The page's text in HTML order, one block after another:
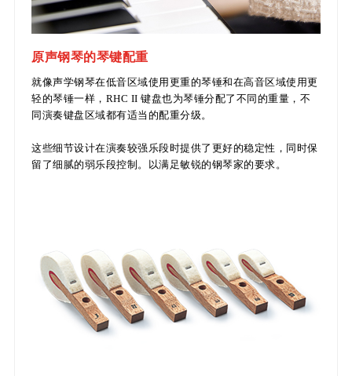
原声钢琴的琴键配重
就像声学钢琴在低音区域使用更重的琴锤和在高音区域使用更
轻的琴锤一样，RHC II 键盘也为琴锤分配了不同的重量，不
同演奏键盘区域都有适当的配重分级。
这些细节设计在演奏较强乐段时提供了更好的稳定性，同时保
留了细腻的弱乐段控制。以满足敏锐的钢琴家的要求。